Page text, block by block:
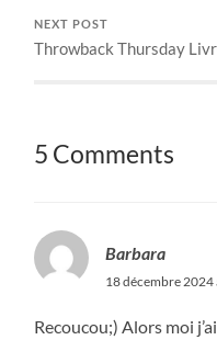
NEXT POST
Throwback Thursday
5 Comments
Barbara
18 décembre 2024
Recoucou;) Alors moi